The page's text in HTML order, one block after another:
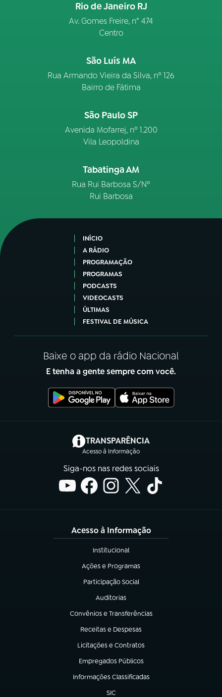
Rio de Janeiro RJ
Av. Gomes Freire, n° 474
Centro
São Luís MA
Rua Armando Vieira da Silva, nº 126
Bairro de Fátima
São Paulo SP
Avenida Mofarrej, nº 1.200
Vila Leopoldina
Tabatinga AM
Rua Rui Barbosa S/Nº
Rui Barbosa
INÍCIO
A RÁDIO
PROGRAMAÇÃO
PROGRAMAS
PODCASTS
VIDEOCASTS
ÚLTIMAS
FESTIVAL DE MÚSICA
Baixe o app da rádio Nacional
E tenha a gente sempre com você.
TRANSPARÊNCIA
Acesso à Informação
(abre em nova aba)
Siga-nos nas redes sociais
Acesso à Informação
Institucional
(abre em nova aba)
Ações e Programas
(abre em nova aba)
Participação Social
(abre em nova aba)
Auditorias
(abre em nova aba)
Convênios e Transferências
(abre em nova aba)
Receitas e Despesas
(abre em nova aba)
Licitações e Contratos
(abre em nova aba)
Empregados Públicos
(abre em nova aba)
Informações Classificadas
(abre em nova aba)
SIC